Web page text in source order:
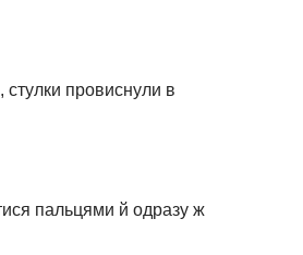
провиснули в
пальцями й одразу ж